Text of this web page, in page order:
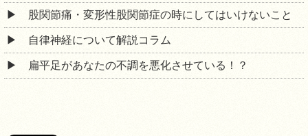
股関節痛・変形性股関節症の時にしてはいけないこと
自律神経について解説コラム
扁平足があなたの不調を悪化させている！？